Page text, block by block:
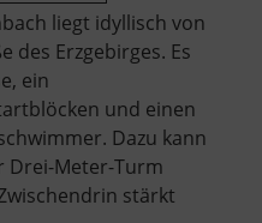
liegt idyllisch von
des Erzgebirges. Es
ein
und einen
Dazu kann
Drei-Meter-Turm
stärkt